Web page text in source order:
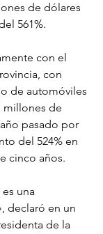
de dólares
561%.
con el
con
de automóviles
millones de
pasado por
del 524% en
cinco años.
una
declaró en un
de la